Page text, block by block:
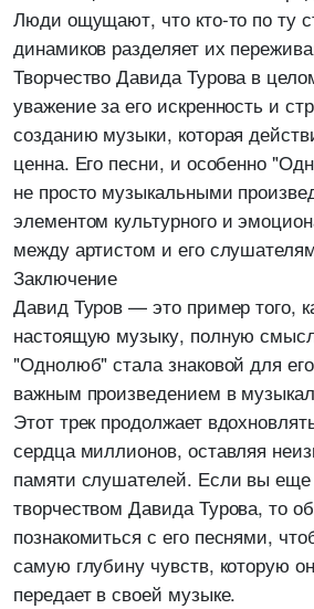
Люди ощущают, что кто-то по ту
динамиков разделяет их
Творчество Давида Турова в
уважение за его искренность и
созданию музыки, которая
ценна. Его песни, и особенно
не просто музыкальными
элементом культурного и
между артистом и его
Заключение
Давид Туров — это пример того,
настоящую музыку, полную
"Однолюб" стала знаковой для
важным произведением в
Этот трек продолжает
сердца миллионов, оставляя
памяти слушателей. Если вы еще
творчеством Давида Турова, то
познакомиться с его песнями,
самую глубину чувств, которую
передает в своей музыке.